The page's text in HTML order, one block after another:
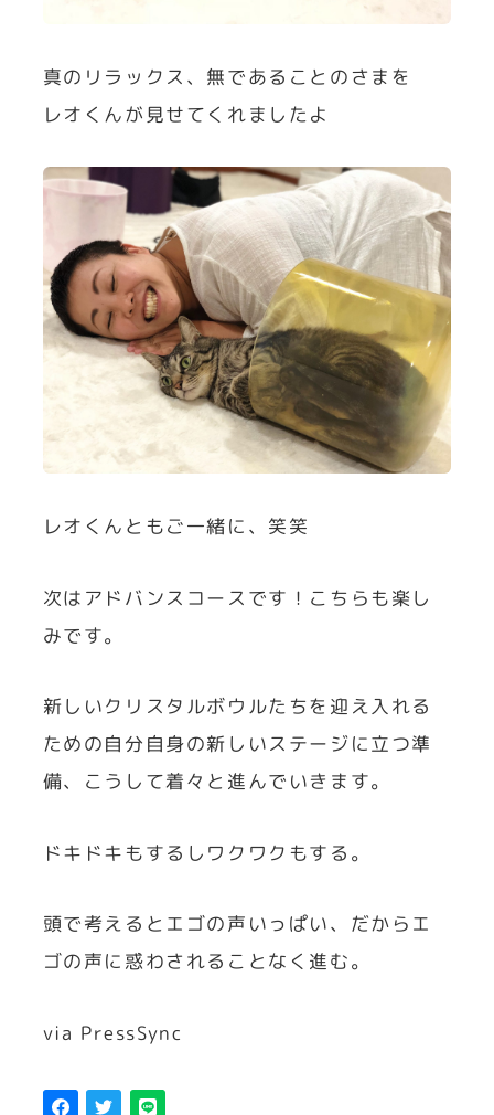
真のリラックス、無であることのさまを
レオくんが見せてくれましたよ
レオくんともご一緒に、笑笑
次はアドバンスコースです！こちらも楽し
みです。
新しいクリスタルボウルたちを迎え入れる
ための自分自身の新しいステージに立つ準
備、こうして着々と進んでいきます。
ドキドキもするしワクワクもする。
頭で考えるとエゴの声いっぱい、だからエ
ゴの声に惑わされることなく進む。
via PressSync